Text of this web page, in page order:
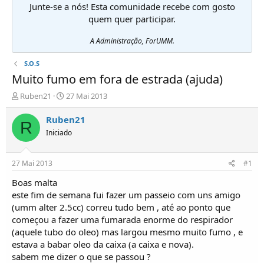
Junte-se a nós! Esta comunidade recebe com gosto
quem quer participar.
A Administração, ForUMM.
S.O.S
Muito fumo em fora de estrada (ajuda)
I
n
i
i
d
o
r
d
e
T
ó
p
i
c
Ruben21
D
a
t
a
d
i
o
27 Mai 2013
R Ruben21
Iniciado
27 Mai 2013 #1
Boas malta
este fim de semana fui fazer um passeio com uns amigo
(umm alter 2.5cc) correu tudo bem , até ao ponto que
começou a fazer uma fumarada enorme do respirador
(aquele tubo do oleo) mas largou mesmo muito fumo , e
estava a babar oleo da caixa (a caixa e nova).
sabem me dizer o que se passou ?